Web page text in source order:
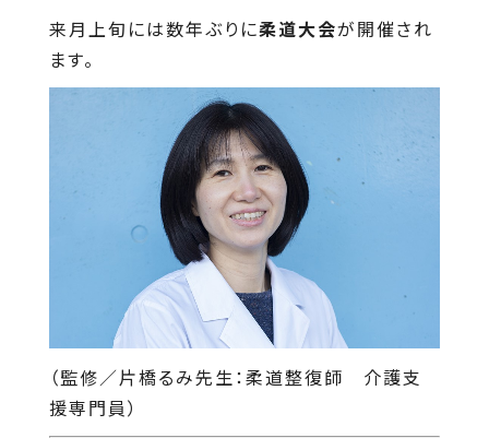
来月上旬には数年ぶりに柔道大会が開催され
ます。
（監修／片橋るみ先生：柔道整復師 介護支
援専門員）